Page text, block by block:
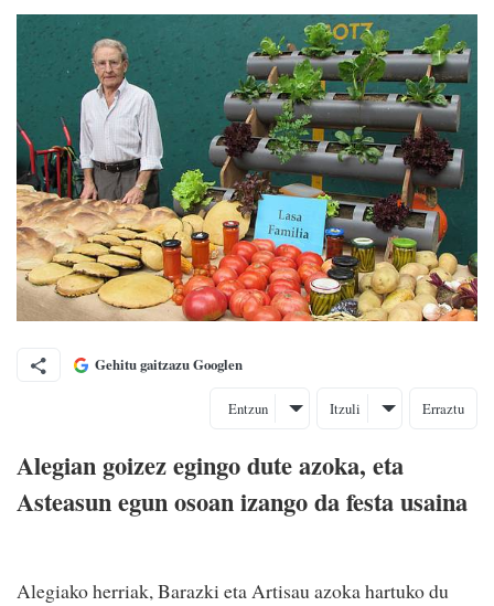
Gehitu gaitzazu Googlen
Entzun Itzuli Erraztu
Alegian goizez egingo dute azoka, eta
Asteasun egun osoan izango da festa usaina
Alegiako herriak, Barazki eta Artisau azoka hartuko du